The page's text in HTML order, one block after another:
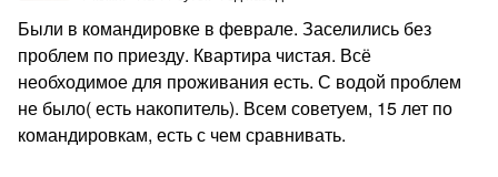
Были в командировке в феврале. Заселились без
проблем по приезду. Квартира чистая. Всё
необходимое для проживания есть. С водой проблем
не было( есть накопитель). Всем советуем, 15 лет по
командировкам, есть с чем сравнивать.